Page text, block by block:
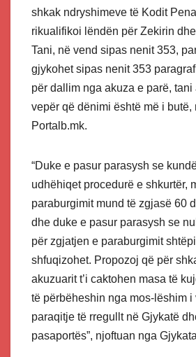
shkak ndryshimeve të Kodit
rikualifikoi lëndën për Zekirin
Tani, në vend sipas nenit 353,
gjykohet sipas nenit 353
për dallim nga akuza e parë, tani
vepër që dënimi është më i butë,
Portalb.mk.
“Duke e pasur parasysh se
udhëhiqet procedurë e shkurtër,
paraburgimit mund të zgjasë 60
dhe duke e pasur parasysh se
për zgjatjen e paraburgimit
shfuqizohet. Propozoj që për
akuzuarit t’i caktohen masa të
të përbëheshin nga mos-lëshim i
paraqitje të rregullt në Gjykatë
pasaportës”, njoftuan nga